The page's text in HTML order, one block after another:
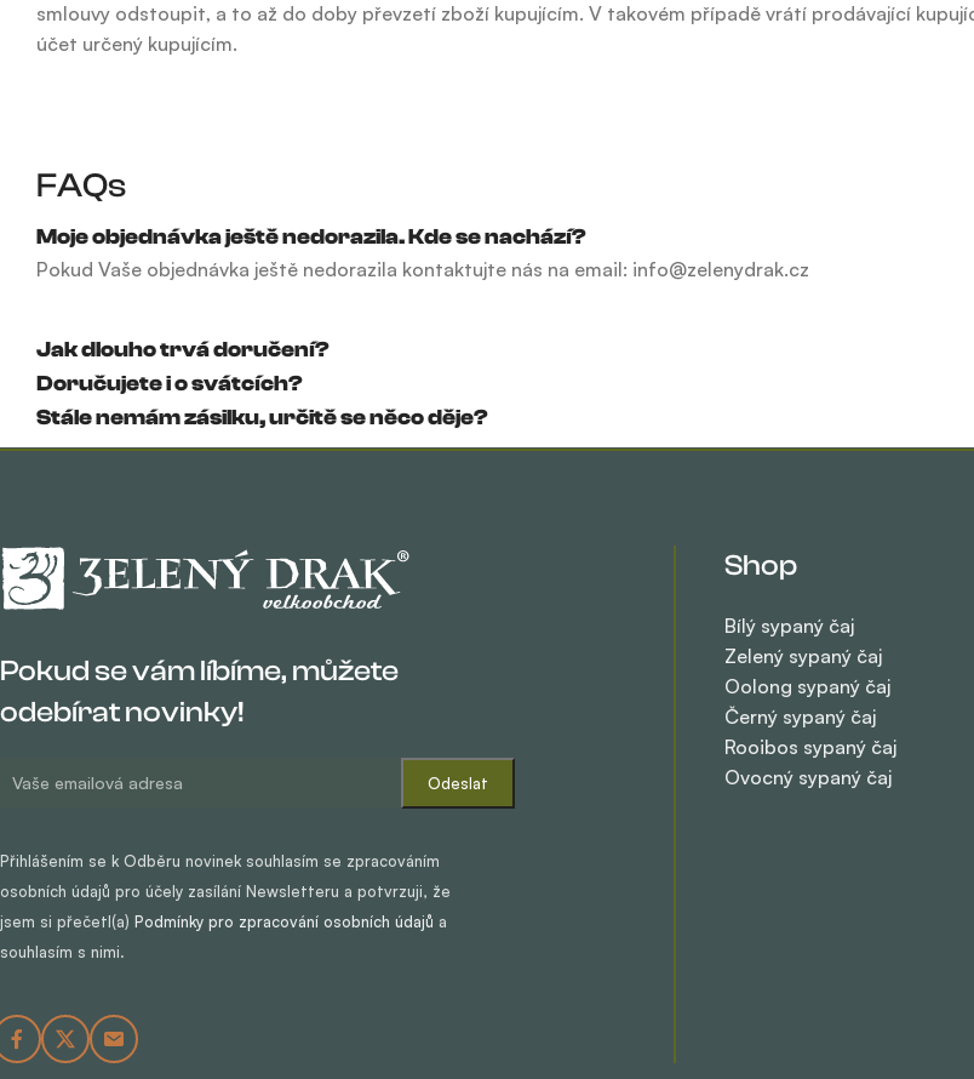
smlouvy odstoupit, a to až do doby převzetí zboží kupujícím. V takovém případě vrátí prodávající
účet určený kupujícím.
FAQs
Moje objednávka ještě nedorazila. Kde se nachází?
Pokud Vaše objednávka ještě nedorazila kontaktujte nás na email: info@zelenydrak.cz
Jak dlouho trvá doručení?
Doručujete i o svátcích?
Stále nemám zásilku, určitě se něco děje?
Pokud se vám líbíme, můžete
odebírat novinky!
Přihlášením se k Odběru novinek souhlasím se zpracováním
osobních údajů pro účely zasílání Newsletteru a potvrzuji, že
jsem si přečetl(a) Podmínky pro zpracování osobních údajů a
souhlasím s nimi.
Shop
Bílý sypaný čaj
Zelený sypaný čaj
Oolong sypaný čaj
Černý sypaný čaj
Rooibos sypaný čaj
Ovocný sypaný čaj